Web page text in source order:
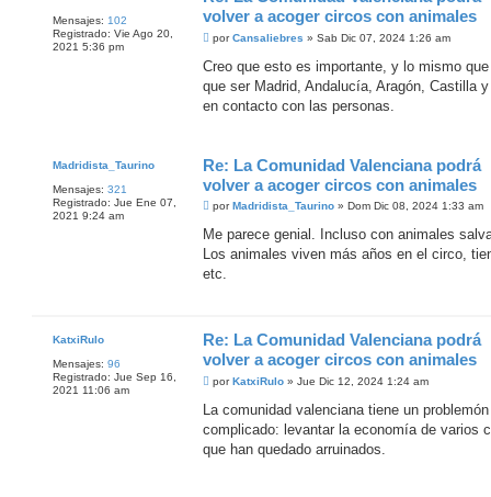
Mensajes: 102
Registrado: Vie Ago 20,
2021 5:36 pm
volver a acoger circos con animales
M
n
a
j
porCansaliebres » Sab Dic 07, 2024 1:26 am
Creo que esto es importante, y lo mismo
que ser Madrid, Andalucía, Aragón, Castilla
en contacto con las personas.
Madridista_Taurino
Mensajes: 321
Registrado: Jue Ene 07,
2021 9:24 am
Re: La Comunidad Valenciana podrá
volver a acoger circos con animales
M
n
a
j
porMadridista_Taurino» Dom Dic 08, 2024 1:33 am
Me parece genial. Incluso con animales
Los animales viven más años en el circo,
etc.
KatxiRulo
Mensajes: 96
Registrado: Jue Sep 16,
2021 11:06 am
Re: La Comunidad Valenciana podrá
volver a acoger circos con animales
M
n
a
j
e
porKatxiRulo» Jue Dic 12, 2024 1:24 am
La comunidad valenciana tiene un
complicado: levantar la economía de varios
que han quedado arruinados.